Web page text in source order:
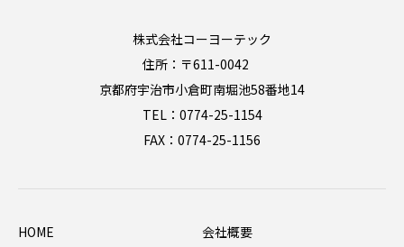
株式会社コーヨーテック
住所：〒611-0042
京都府宇治市小倉町南堀池58番地14
TEL：0774-25-1154
FAX：0774-25-1156
HOME
会社概要